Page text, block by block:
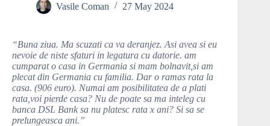
Vasile Coman 27 May 2024
“Buna ziua. Ma scuzati ca va deranjez. Asi avea si eu
nevoie de niste sfaturi in legatura cu datorie. am
cumparat o casa in Germania si mam bolnavit,si am
plecat din Germania cu familia. Dar o ramas rata la
casa. (906 euro). Numai am posibilitatea de a plati
rata,voi pierde casa? Nu de poate sa ma inteleg cu
banca DSL Bank sa nu platesc rata x ani? Si sa se
prelungeasca ani.”